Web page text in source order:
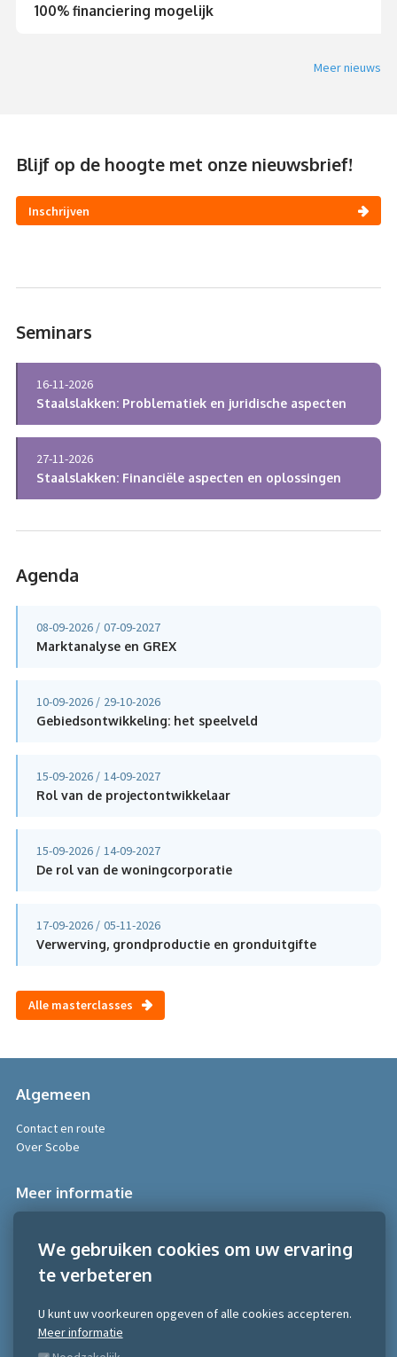
100% financiering mogelijk
Meer nieuws
Blijf op de hoogte met onze nieuwsbrief!
Inschrijven
Seminars
16-11-2026
Staalslakken: Problematiek en juridische aspecten
27-11-2026
Staalslakken: Financiële aspecten en oplossingen
Agenda
08-09-2026 07-09-2027
Marktanalyse en GREX
10-09-2026 29-10-2026
Gebiedsontwikkeling: het speelveld
15-09-2026 14-09-2027
Rol van de projectontwikkelaar
15-09-2026 14-09-2027
De rol van de woningcorporatie
17-09-2026 05-11-2026
Verwerving, grondproductie en gronduitgifte
Alle masterclasses
Algemeen
Contact en route
Over Scobe
Meer informatie
Algemene voorwaarden NRTO consumentenmarkt
Algemene voorwaarden NRTO Zakelijke markt
Gedragscode NRTO
Inschrijven nieuwsbrief
We gebruiken cookies om uw ervaring
te verbeteren
U kunt uw voorkeuren opgeven of alle cookies accepteren.
Meer informatie